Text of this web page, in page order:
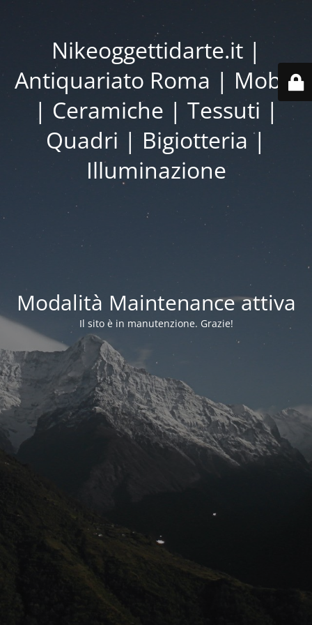
Nikeoggettidarte.it |
Antiquariato Roma | Mobili
| Ceramiche | Tessuti |
Quadri | Bigiotteria |
Illuminazione
Modalità Maintenance attiva
Il sito è in manutenzione. Grazie!